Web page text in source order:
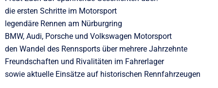
die ersten Schritte im Motorsport
legendäre Rennen am Nürburgring
BMW, Audi, Porsche und Volkswagen Motorsport
den Wandel des Rennsports über mehrere Jahrzehnte
Freundschaften und Rivalitäten im Fahrerlager
sowie aktuelle Einsätze auf historischen Rennfahrzeugen